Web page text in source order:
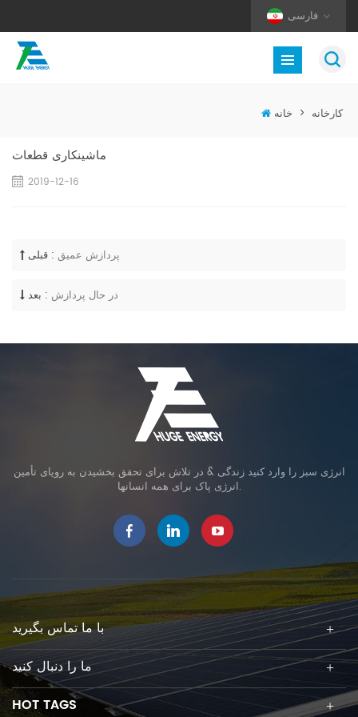
فارسی
خانه > کارخانه
ماشینکاری قطعات
2019-12-16
قبلی : پردازش عمیق
بعد : در حال پردازش
انرژی سبز را وارد کنید زندگی & در تلاش برای تحقق بخشیدن به رویای تأمین
انرژی پاک برای همه انسانها.
با ما تماس بگیرید
ما را دنبال کنید
HOT TAGS